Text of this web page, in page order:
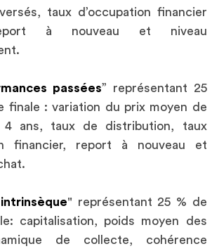
taux d’occupation financier
à nouveau et niveau
passées” représentant 25
finale : variation du prix moyen de
4 ans, taux de distribution, taux
financier, report à nouveau et
" représentant 25 % de
capitalisation, poids moyen des
de collecte, cohérence